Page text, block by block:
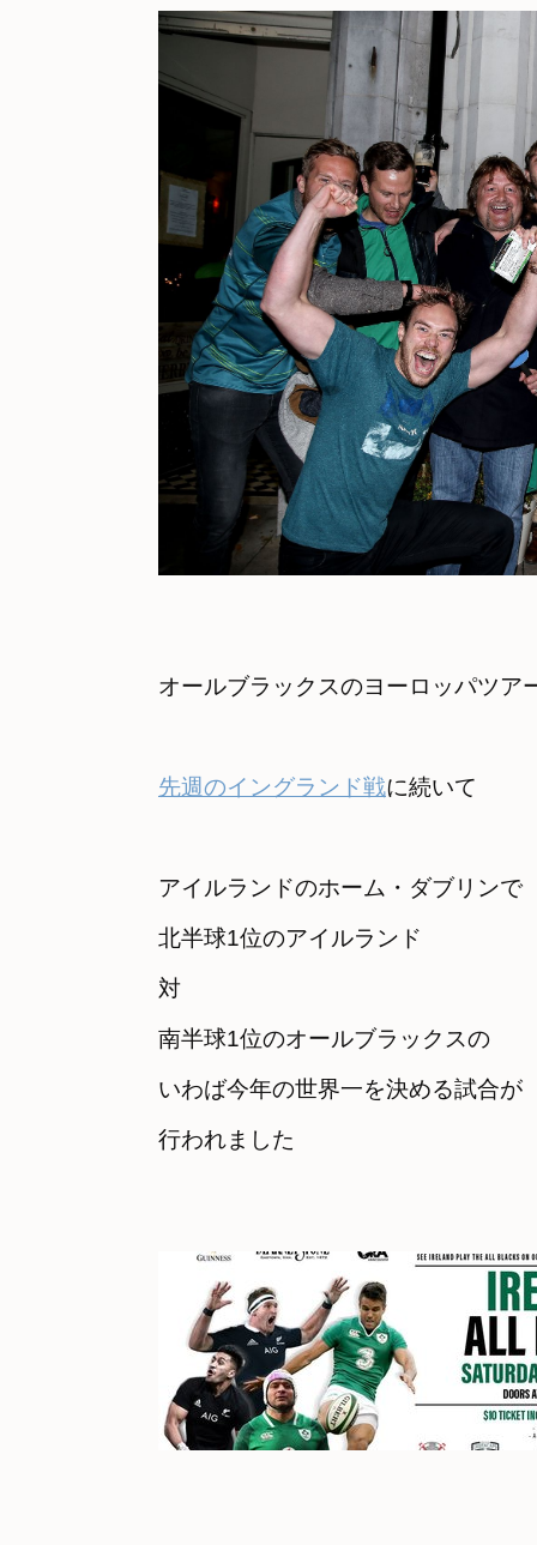
オールブラックスのヨーロッパツア
先週のイングランド戦に続いて
アイルランドのホーム・ダブリンで
北半球1位のアイルランド
対
南半球1位のオールブラックスの
いわば今年の世界一を決める試合が
行われました